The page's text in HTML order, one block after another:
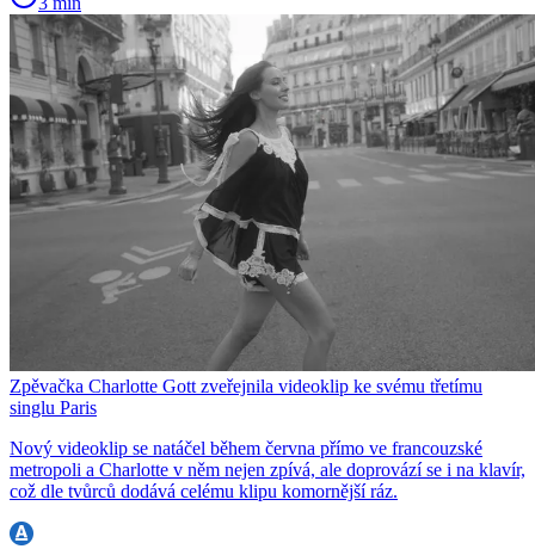
Zpěvačka Charlotte Gott zveřejnila videoklip ke svému třetímu
singlu Paris
Nový videoklip se natáčel během června přímo ve francouzské
metropoli a Charlotte v něm nejen zpívá, ale doprovází se i na klavír,
což dle tvůrců dodává celému klipu komornější ráz.